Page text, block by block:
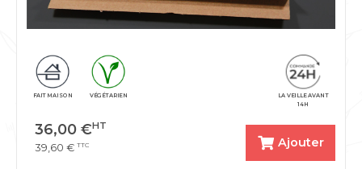
LA VEILLE AVANT
14H
FAIT MAISON VÉGÉTARIEN
36,00 €HT
39,60 € TTC Ajouter